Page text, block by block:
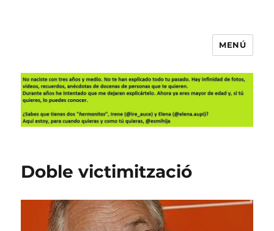
MENÚ
Doble victimització